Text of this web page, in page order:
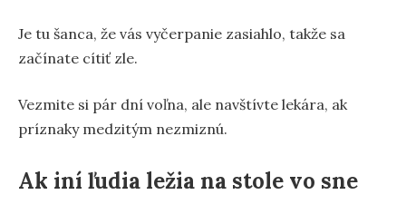
Je tu šanca, že vás vyčerpanie zasiahlo, takže sa
začínate cítiť zle.
Vezmite si pár dní voľna, ale navštívte lekára, ak
príznaky medzitým nezmiznú.
Ak iní ľudia ležia na stole vo sne